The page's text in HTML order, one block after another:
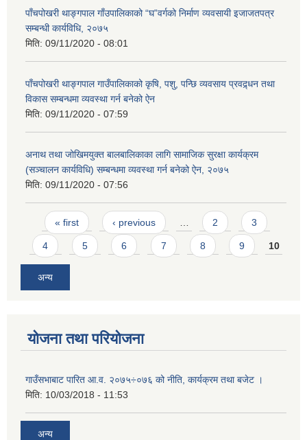
पाँचपोखरी थाङ्गपाल गाँउपालिकाको “घ”वर्गको निर्माण व्यवसायी इजाजतपत्र
सम्बन्धी कार्यविधि, २०७५
मिति: 09/11/2020 - 08:01
पाँचपोखरी थाङ्गपाल गाउँपालिकाको कृषि, पशु, पन्छि व्यवसाय प्रवद्र्धन तथा
विकास सम्बन्धमा व्यवस्था गर्न बनेको ऐन
मिति: 09/11/2020 - 07:59
अनाथ तथा जोखिमयुक्त बालबालिकाका लागि सामाजिक सुरक्षा कार्यक्रम
(सञ्चालन कार्यविधि) सम्बन्धमा व्यवस्था गर्न बनेको ऐन, २०७५
मिति: 09/11/2020 - 07:56
Pages
« first ‹ previous 2 3
4 5 6 7 8 9 10
अन्य
योजना तथा परियोजना
गाउँसभाबाट पारित आ.व. २०७५÷०७६ को नीति, कार्यक्रम तथा बजेट ।
मिति: 10/03/2018 - 11:53
अन्य